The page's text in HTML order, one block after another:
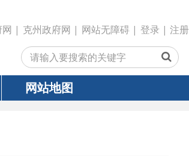
网站无障碍| 登录 | 注册